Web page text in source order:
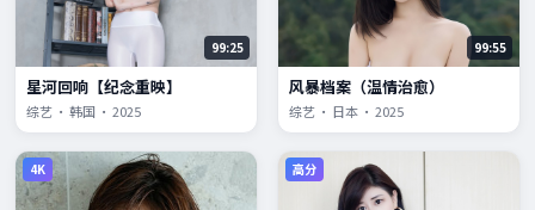
99:25
星河回响【纪念重映】
综艺 · 韩国 · 2025
99:55
风暴档案（温情治愈）
综艺 · 日本 · 2025
4K 高分